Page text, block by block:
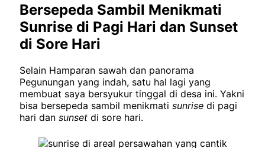
Bersepeda Sambil Menikmati
Sunrise di Pagi Hari dan Sunset
di Sore Hari
Selain Hamparan sawah dan panorama
Pegunungan yang indah, satu hal lagi yang
membuat saya bersyukur tinggal di desa ini. Yakni
bisa bersepeda sambil menikmati sunrise di pagi
hari dan sunset di sore hari.